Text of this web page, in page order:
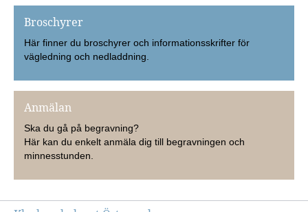
Broschyrer
Här finner du broschyrer och informationsskrifter för
vägledning och nedladdning.
Anmälan
Ska du gå på begravning?
Här kan du enkelt anmäla dig till begravningen och
minnesstunden.